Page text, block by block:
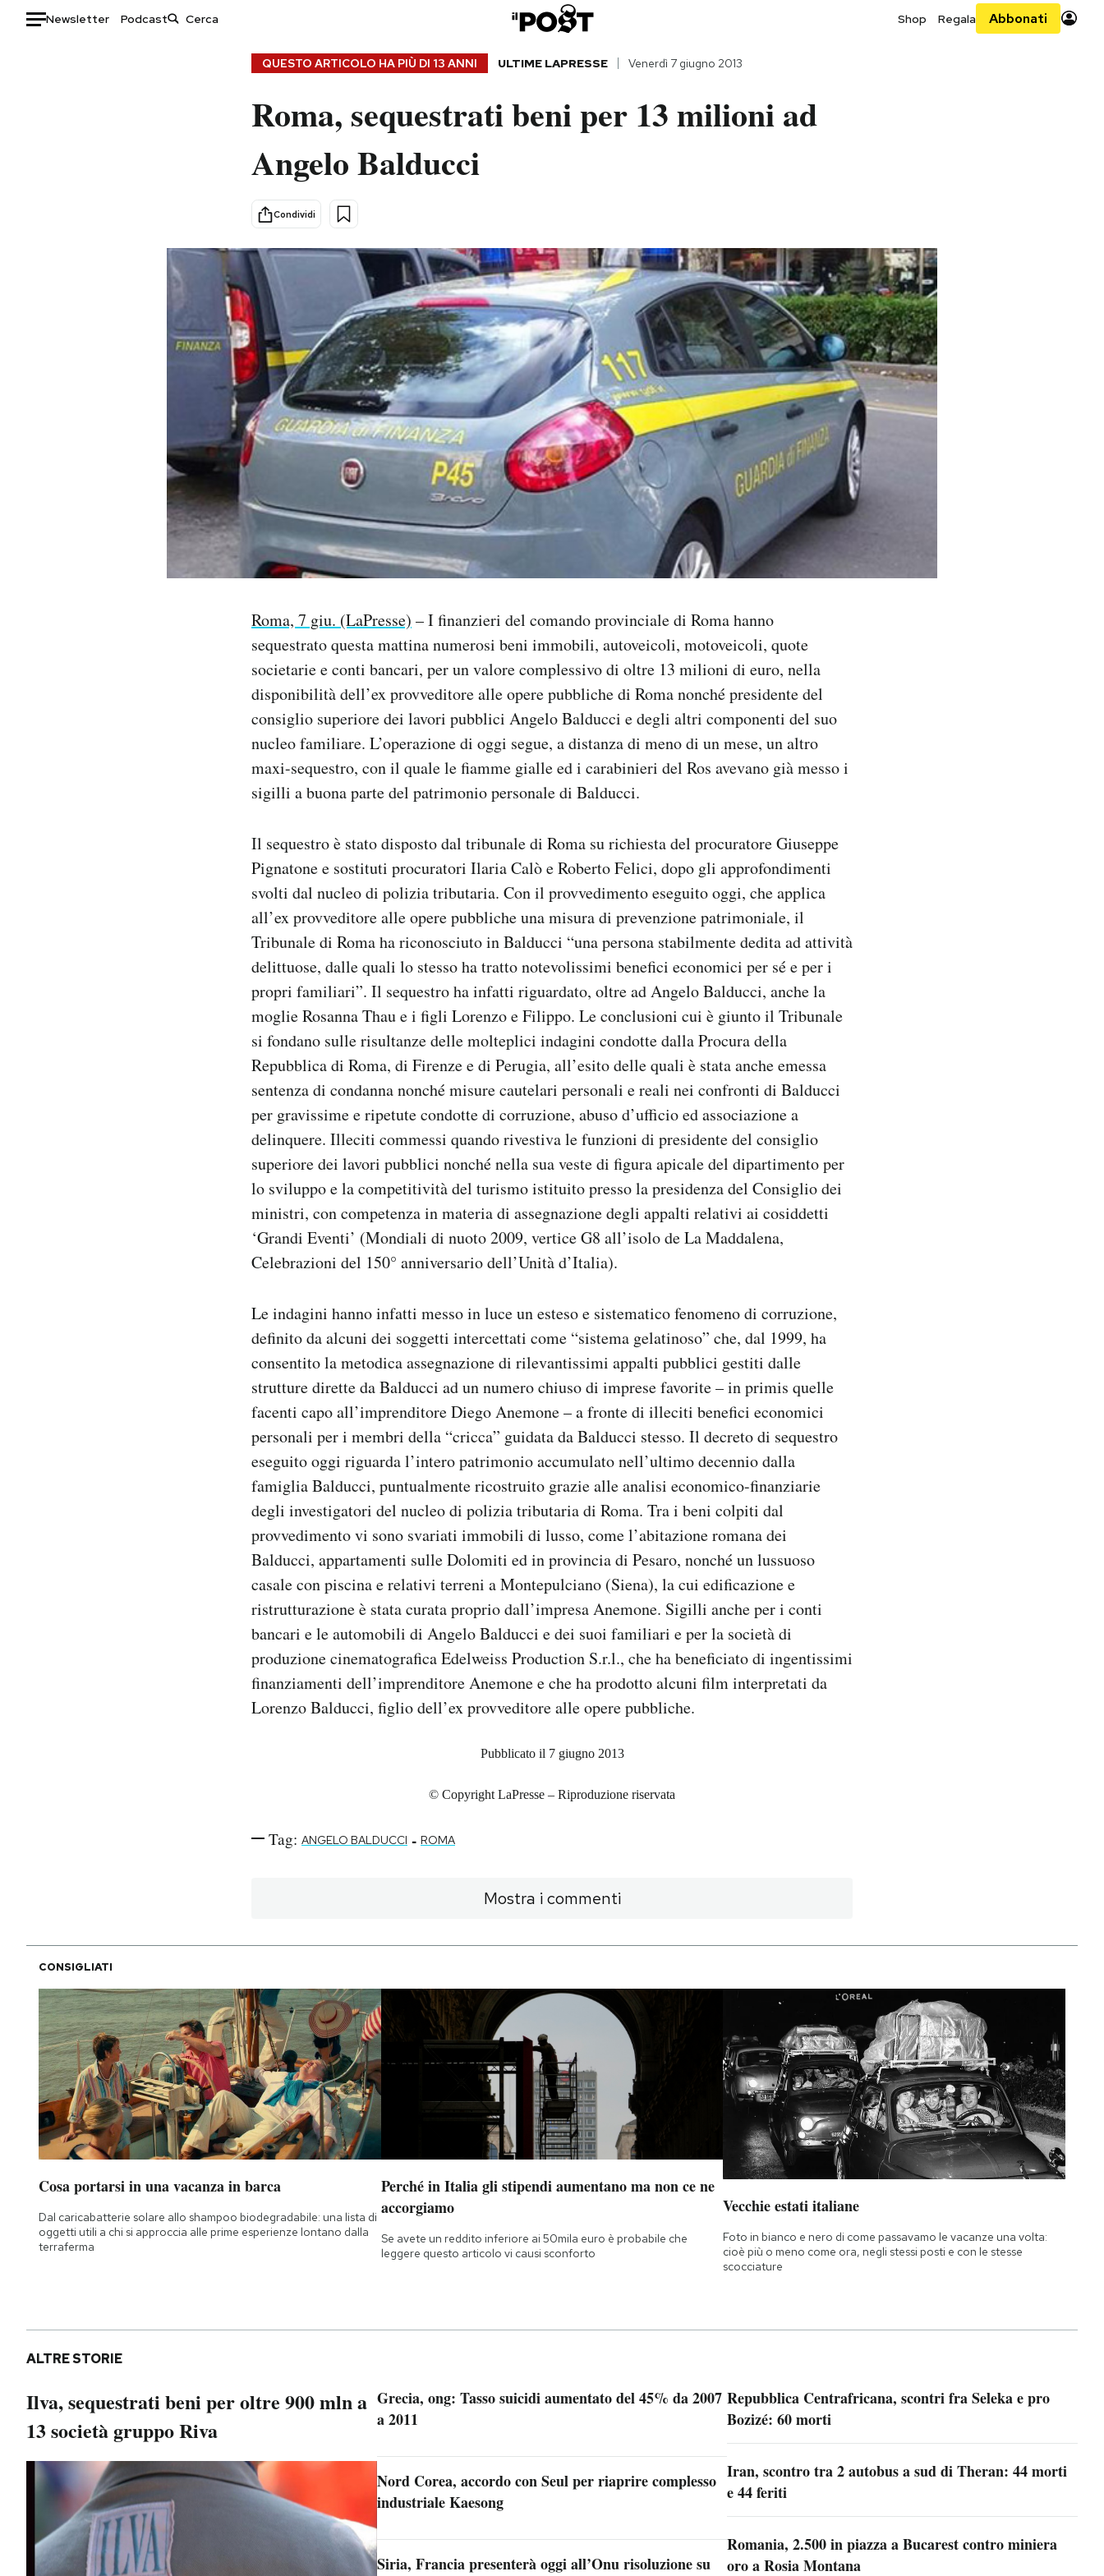
Newsletter Podcast Shop Regala Abbonati
Storie/Idee
Ok Boomer!
Media
Europa
Altrecose
Mondiali calcio 2026
QUESTO ARTICOLO HA PIÙ DI 13 ANNI ULTIME LAPRESSE Venerdì 7 giugno 2013
Roma, sequestrati beni per 13 milioni ad
Angelo Balducci
Condividi
Roma, 7 giu. (LaPresse) – I finanzieri del comando provinciale di Roma hanno
sequestrato questa mattina numerosi beni immobili, autoveicoli, motoveicoli, quote
societarie e conti bancari, per un valore complessivo di oltre 13 milioni di euro, nella
disponibilità dell’ex provveditore alle opere pubbliche di Roma nonché presidente del
consiglio superiore dei lavori pubblici Angelo Balducci e degli altri componenti del suo
nucleo familiare. L’operazione di oggi segue, a distanza di meno di un mese, un altro
maxi-sequestro, con il quale le fiamme gialle ed i carabinieri del Ros avevano già messo i
sigilli a buona parte del patrimonio personale di Balducci.
Il sequestro è stato disposto dal tribunale di Roma su richiesta del procuratore Giuseppe
Pignatone e sostituti procuratori Ilaria Calò e Roberto Felici, dopo gli approfondimenti
svolti dal nucleo di polizia tributaria. Con il provvedimento eseguito oggi, che applica
all’ex provveditore alle opere pubbliche una misura di prevenzione patrimoniale, il
Tribunale di Roma ha riconosciuto in Balducci “una persona stabilmente dedita ad attività
delittuose, dalle quali lo stesso ha tratto notevolissimi benefici economici per sé e per i
propri familiari”. Il sequestro ha infatti riguardato, oltre ad Angelo Balducci, anche la
moglie Rosanna Thau e i figli Lorenzo e Filippo. Le conclusioni cui è giunto il Tribunale
si fondano sulle risultanze delle molteplici indagini condotte dalla Procura della
Repubblica di Roma, di Firenze e di Perugia, all’esito delle quali è stata anche emessa
sentenza di condanna nonché misure cautelari personali e reali nei confronti di Balducci
per gravissime e ripetute condotte di corruzione, abuso d’ufficio ed associazione a
delinquere. Illeciti commessi quando rivestiva le funzioni di presidente del consiglio
superiore dei lavori pubblici nonché nella sua veste di figura apicale del dipartimento per
lo sviluppo e la competitività del turismo istituito presso la presidenza del Consiglio dei
ministri, con competenza in materia di assegnazione degli appalti relativi ai cosiddetti
‘Grandi Eventi’ (Mondiali di nuoto 2009, vertice G8 all’isolo de La Maddalena,
Celebrazioni del 150° anniversario dell’Unità d’Italia).
Le indagini hanno infatti messo in luce un esteso e sistematico fenomeno di corruzione,
definito da alcuni dei soggetti intercettati come “sistema gelatinoso” che, dal 1999, ha
consentito la metodica assegnazione di rilevantissimi appalti pubblici gestiti dalle
strutture dirette da Balducci ad un numero chiuso di imprese favorite – in primis quelle
facenti capo all’imprenditore Diego Anemone – a fronte di illeciti benefici economici
personali per i membri della “cricca” guidata da Balducci stesso. Il decreto di sequestro
eseguito oggi riguarda l’intero patrimonio accumulato nell’ultimo decennio dalla
famiglia Balducci, puntualmente ricostruito grazie alle analisi economico-finanziarie
degli investigatori del nucleo di polizia tributaria di Roma. Tra i beni colpiti dal
provvedimento vi sono svariati immobili di lusso, come l’abitazione romana dei
Balducci, appartamenti sulle Dolomiti ed in provincia di Pesaro, nonché un lussuoso
casale con piscina e relativi terreni a Montepulciano (Siena), la cui edificazione e
ristrutturazione è stata curata proprio dall’impresa Anemone. Sigilli anche per i conti
bancari e le automobili di Angelo Balducci e dei suoi familiari e per la società di
produzione cinematografica Edelweiss Production S.r.l., che ha beneficiato di ingentissimi
finanziamenti dell’imprenditore Anemone e che ha prodotto alcuni film interpretati da
Lorenzo Balducci, figlio dell’ex provveditore alle opere pubbliche.
Pubblicato il 7 giugno 2013
© Copyright LaPresse – Riproduzione riservata
Tag: ANGELO BALDUCCI - ROMA
Mostra i commenti
CONSIGLIATI
Cosa portarsi in una vacanza in barca
Dal caricabatterie solare allo shampoo biodegradabile: una lista di
oggetti utili a chi si approccia alle prime esperienze lontano dalla
terraferma
Perché in Italia gli stipendi aumentano ma non ce ne
accorgiamo
Se avete un reddito inferiore ai 50mila euro è probabile che
leggere questo articolo vi causi sconforto
Vecchie estati italiane
Foto in bianco e nero di come passavamo le vacanze una volta:
cioè più o meno come ora, negli stessi posti e con le stesse
scocciature
ALTRE STORIE
Ilva, sequestrati beni per oltre 900 mln a
13 società gruppo Riva
Grecia, ong: Tasso suicidi aumentato del 45% da 2007
a 2011
Nord Corea, accordo con Seul per riaprire complesso
industriale Kaesong
Siria, Francia presenterà oggi all’Onu risoluzione su
Repubblica Centrafricana, scontri fra Seleka e pro
Bozizé: 60 morti
Iran, scontro tra 2 autobus a sud di Theran: 44 morti
e 44 feriti
Romania, 2.500 in piazza a Bucarest contro miniera
oro a Rosia Montana